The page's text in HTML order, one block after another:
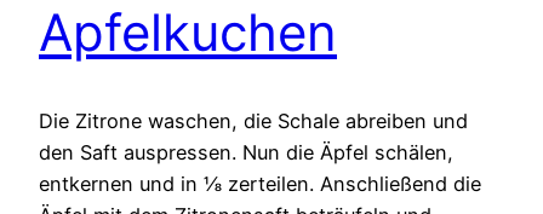
Apfelkuchen
Die Zitrone waschen, die Schale abreiben und
den Saft auspressen. Nun die Äpfel schälen,
entkernen und in ⅛ zerteilen. Anschließend die